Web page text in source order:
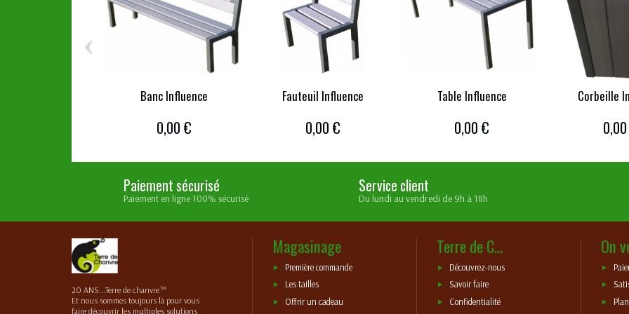
Banc Influence
0,00 €
Fauteuil Influence
0,00 €
Table Influence
0,00 €
Corbeille
‹
Paiement sécurisé
Paiement en ligne 100% sécurisé
Service client
Du lundi au vendredi de 9h à 18h
20 ANS...Terre de chanvre™
Et nous sommes toujours là pour vous
faire découvrir les multiples solutions
Magasinage
Première commande
Les tailles
Offrir un cadeau
Terre de C...
Découvrez-nous
Savoir faire
Confidentialité
On